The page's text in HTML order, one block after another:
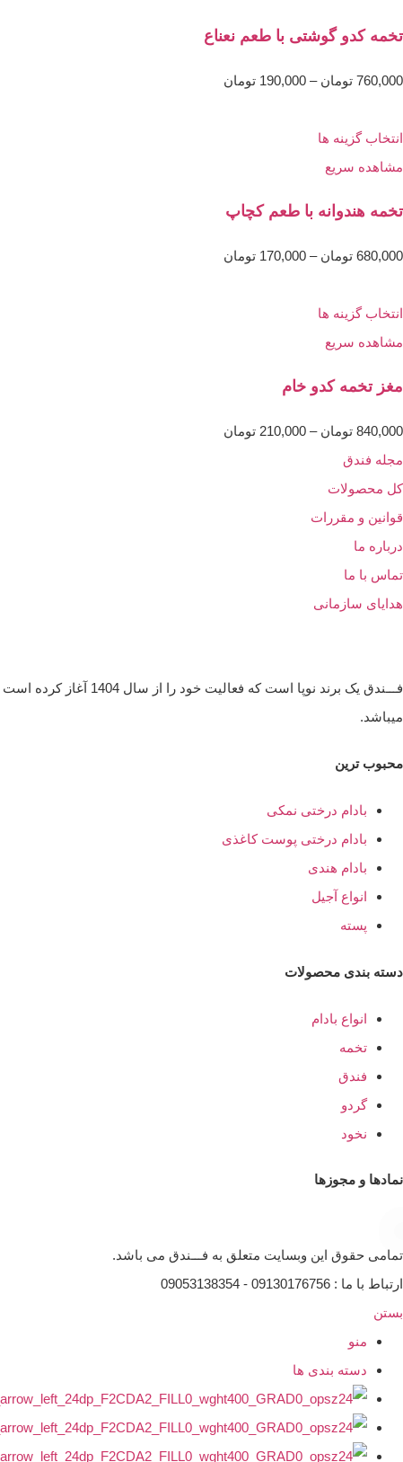
تخمه کدو گوشتی با طعم نعناع
760,000 تومان –
190,000 تومان
انتخاب گزینه ها
مشاهده سریع
تخمه هندوانه با طعم کچاپ
680,000 تومان –
170,000 تومان
انتخاب گزینه ها
مشاهده سریع
مغز تخمه کدو خام
840,000 تومان –
210,000 تومان
مجله فندق
کل محصولات
قوانین و مقررات
درباره ما
تماس با ما
هدایای سازمانی
فـــندق یک برند
میباشد.
محبوب ترین
بادام درختی نمکی
بادام درختی پوست کاغذی
بادام هندی
انواع آجیل
پسته
دسته بندی محصولات
انواع بادام
تخمه
فندق
گردو
نخود
نمادها و مجوزها
تمامی حقوق این وبسایت متعلق به فـــندق می باشد.
ارتباط با ما : 09130176756 - 09053138354
بستن
منو
دسته بندی ها